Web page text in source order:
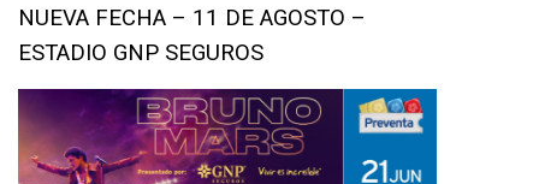
NUEVA FECHA – 11 DE AGOSTO –
ESTADIO GNP SEGUROS